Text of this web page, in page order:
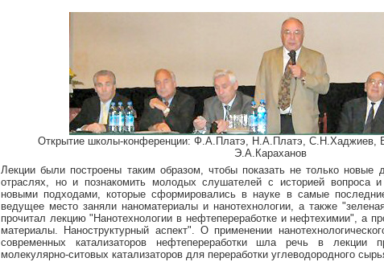
Открытие школы-конференции: Ф.А.Платэ, Н.А.Платэ, С.Н.Хаджиев,
Э.А.Караханов
Лекции были построены таким образом, чтобы показать не только новые
отраслях, но и познакомить молодых слушателей с историей вопроса
новыми подходами, которые сформировались в науке в самые
ведущее место заняли наноматериалы и нанотехнологии, а также
прочитал лекцию "Нанотехнологии в нефтепереработке и нефтехимии", а
материалы. Наноструктурный аспект". О применении
современных катализаторов нефтепереработки шла речь в
молекулярно-ситовых катализаторов для переработки углеводородного